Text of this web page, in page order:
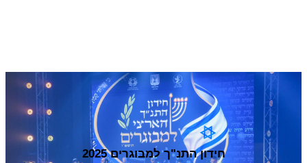
חידון התנ"ך למבוגרים 2025